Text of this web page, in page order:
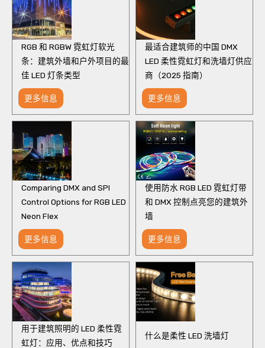
RGB 和 RGBW 霓虹灯软光
条：建筑外墙和户外项目的最
佳 LED 灯条类型
更多信息
最适合建筑师的中国 DMX
LED 柔性霓虹灯和洗墙灯供应
商（2025 指南）
更多信息
Comparing DMX and SPI
Control Options for RGB LED
Neon Flex
更多信息
使用防水 RGB LED 霓虹灯带
和 DMX 控制点亮您的建筑外
墙
更多信息
用于建筑照明的 LED 柔性霓
虹灯：应用、优点和技巧
什么是柔性 LED 洗墙灯